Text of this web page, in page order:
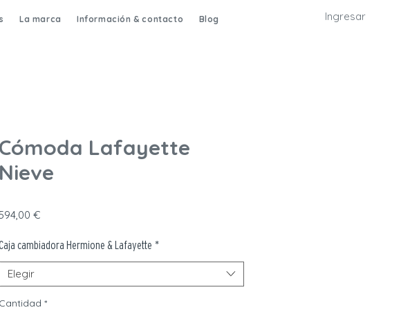
La marca Información & contacto Blog Ingresar
Cómoda Lafayette
Nieve
€
cambiadora Hermione & Lafayette *
Elegir
Cantidad *